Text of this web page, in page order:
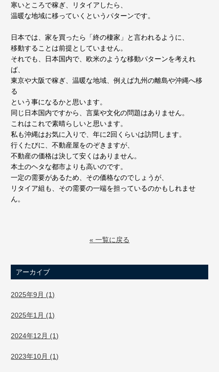
寒いところで稼ぎ、リタイアしたら、
温暖な地域に移っていくというパターンです。
日本では、家を買ったら「終の棲家」と言われるように、
移動することは前提としていません。
それでも、日本国内で、欧米のような移動パターンを考えれ
ば、
東京や大阪で稼ぎ、温暖な地域、例えば九州の離島や沖縄へ移
る
という事になるかと思います。
同じ日本国内ですから、言葉や文化の問題はありません。
これはこれで素晴らしいと思います。
私も沖縄はお気に入りで、年に2回くらいは訪問します。
行くたびに、不動産屋をのぞきますが、
不動産の価格は決して安くはありません。
本土のヘタな都市よりも高いのです。
一定の需要があるため、その価格なのでしょうが、
リタイア組も、その需要の一端を担っているのかもしれませ
ん。
« 一覧に戻る
アーカイブ
2025年9月 (1)
2025年1月 (1)
2024年12月 (1)
2023年10月 (1)